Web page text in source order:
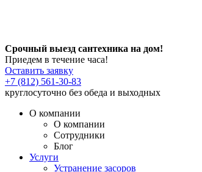
Срочный выезд сантехника на дом!
Приедем в течение часа!
Оставить заявку
+7 (812) 561-30-83
круглосуточно без обеда и выходных
О компании
О компании
Сотрудники
Блог
Услуги
Устранение засоров